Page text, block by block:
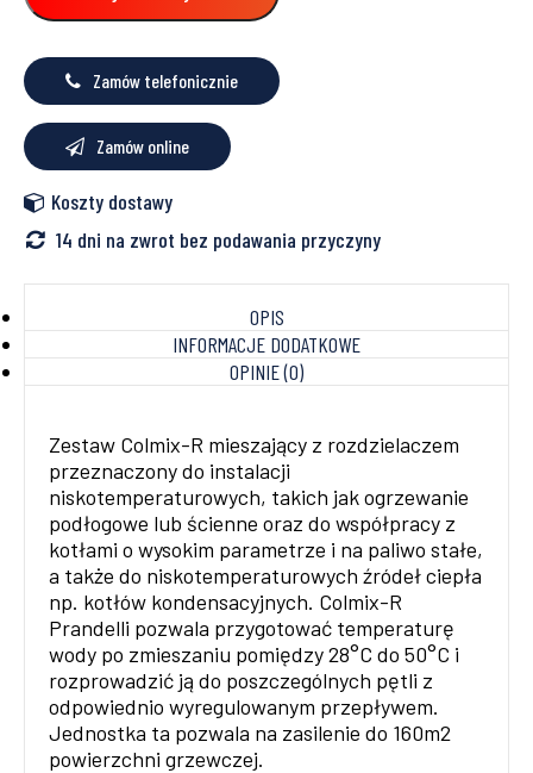
Colmix-
Zamów telefonicznie
Zamów online
Koszty dostawy
14 dni na zwrot bez podawania przyczyny
OPIS
INFORMACJE DODATKOWE
OPINIE (0)
Zestaw Colmix-R mieszający z rozdzielaczem
przeznaczony do instalacji
niskotemperaturowych, takich jak ogrzewanie
podłogowe lub ścienne oraz do współpracy z
kotłami o wysokim parametrze i na paliwo stałe,
a także do niskotemperaturowych źródeł ciepła
np. kotłów kondensacyjnych. Colmix-R
Prandelli pozwala przygotować temperaturę
wody po zmieszaniu pomiędzy 28°C do 50°C i
rozprowadzić ją do poszczególnych pętli z
odpowiednio wyregulowanym przepływem.
Jednostka ta pozwala na zasilenie do 160m2
powierzchni grzewczej.